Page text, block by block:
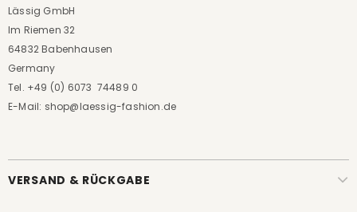
Lässig GmbH
Im Riemen 32
64832 Babenhausen
Germany
Tel. +49 (0) 6073 74489 0
E-Mail: shop@laessig-fashion.de
VERSAND & RÜCKGABE